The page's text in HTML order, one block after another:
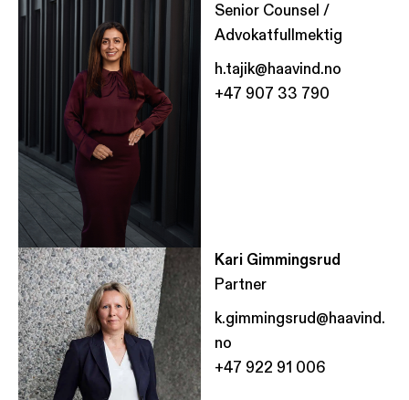
Senior Counsel /
Advokatfullmektig
h.tajik@haavind.no
+47 907 33 790
Kari Gimmingsrud
Partner
k.gimmingsrud@haavind.
no
+47 922 91 006